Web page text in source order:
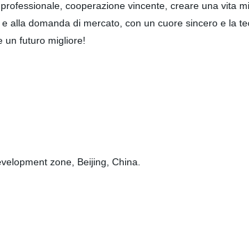
cooperazione vincente, creare una vita
alla domanda di mercato, con un cuore sincero e la
un futuro migliore!
zone, Beijing, China.